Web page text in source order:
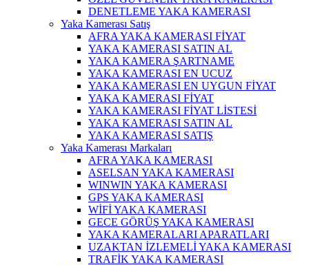
DENETLEME YAKA KAMERASI
Yaka Kamerası Satış
AFRA YAKA KAMERASI FİYAT
YAKA KAMERASI SATIN AL
YAKA KAMERA ŞARTNAME
YAKA KAMERASI EN UCUZ
YAKA KAMERASI EN UYGUN FİYAT
YAKA KAMERASI FİYAT
YAKA KAMERASI FİYAT LİSTESİ
YAKA KAMERASI SATIN AL
YAKA KAMERASI SATIŞ
Yaka Kamerası Markaları
AFRA YAKA KAMERASI
ASELSAN YAKA KAMERASI
WINWIN YAKA KAMERASI
GPS YAKA KAMERASI
WİFİ YAKA KAMERASI
GECE GÖRÜŞ YAKA KAMERASI
YAKA KAMERALARI APARATLARI
UZAKTAN İZLEMELİ YAKA KAMERASI
TRAFİK YAKA KAMERASI